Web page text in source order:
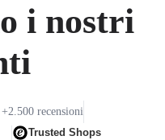
i nostri
+2.500 recensioni
Trusted Shops